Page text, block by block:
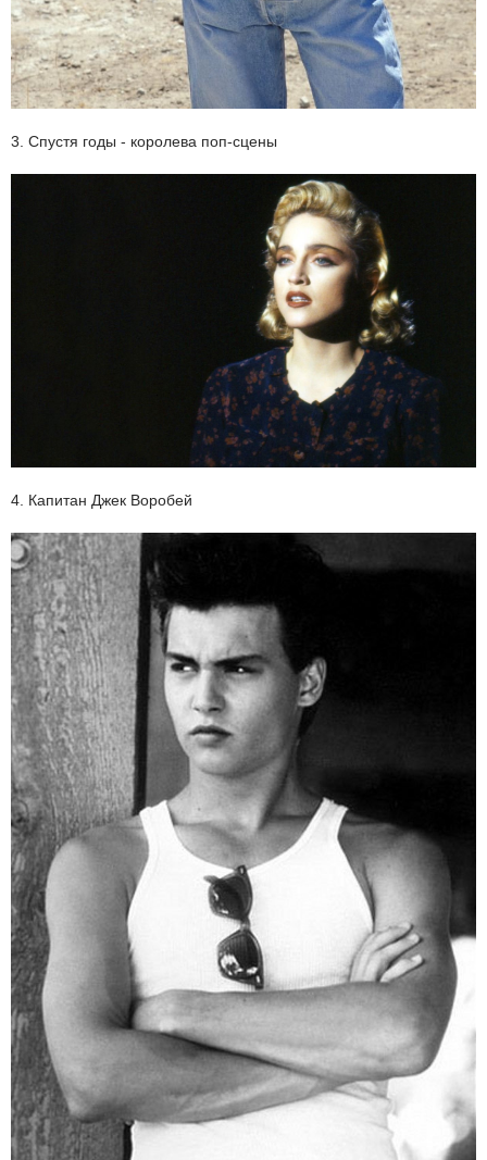
3. Спустя годы - королева поп-сцены
4. Капитан Джек Воробей